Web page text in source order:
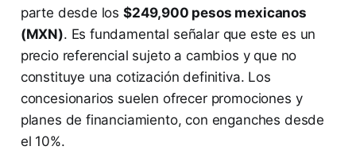
parte desde los $249,900 pesos mexicanos
(MXN). Es fundamental señalar que este es un
precio referencial sujeto a cambios y que no
constituye una cotización definitiva. Los
concesionarios suelen ofrecer promociones y
planes de financiamiento, con enganches desde
el 10%.